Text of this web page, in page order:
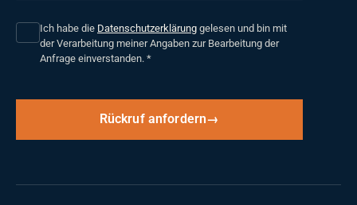
Ich habe die Datenschutzerklärung gelesen und bin mit
der Verarbeitung meiner Angaben zur Bearbeitung der
Anfrage einverstanden. *
Rückruf anfordern